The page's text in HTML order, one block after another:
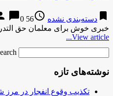
bookmark دسته‌بندی نشده access_time
56 years ago
chat_bubble0
خبری خوش برای معلمان حق
View article...
…
نوشته‌های تازه
تکذیب وقوع انفجار در مرز